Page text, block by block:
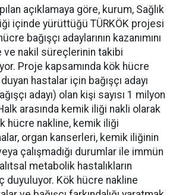
açıklamaya göre, kurum, Sağlık
içinde yürüttüğü TÜRKÖK projesi
bağışçı adaylarının kazanımını
ve nakil süreçlerinin takibi
Proje kapsamında kök hücre
hastalar için bağışçı adayı
adayı) olan kişi sayısı 1 milyon
arasında kemik iliği nakli olarak
hücre nakline, kemik iliği
organ kanserleri, kemik iliğinin
çalışmadığı durumlar ile immün
metabolik hastalıkların
duyuluyor. Kök hücre nakline